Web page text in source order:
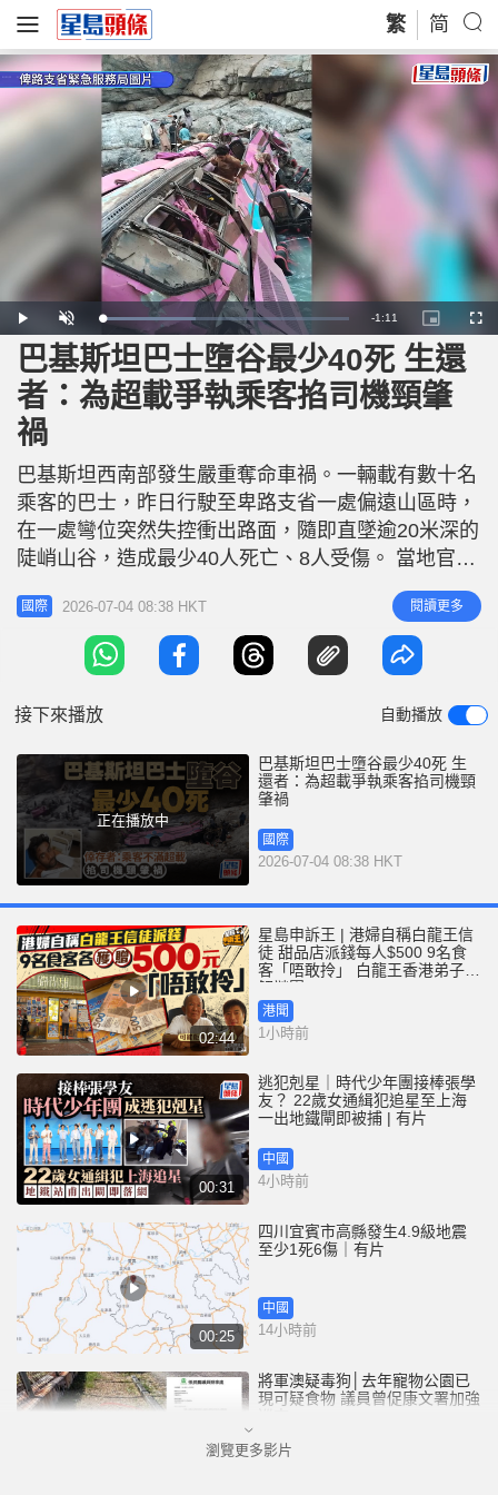
繁 简
P
l
a
y
U
n
m
u
t
L
o
a
d
e
d
:
3
8
R
e
m
n
i
-1:11
P
i
c
t
u
r
e
-
c
t
r
e
F
u
巴基斯坦巴士墮谷最少40死 生還
者：為超載爭執乘客掐司機頸肇
禍
巴基斯坦西南部發生嚴重奪命車禍。一輛載有數十名
乘客的巴士，昨日行駛至卑路支省一處偏遠山區時，
在一處彎位突然失控衝出路面，隨即直墜逾20米深的
陡峭山谷，造成最少40人死亡、8人受傷。 當地官員
透露，涉事巴士在出發時原本僅載有36名乘客，惟行
駛途中，司機好心接載了另一輛因故障拋錨的巴士乘
客上車，最終導致車輛嚴重超載。 英國《電訊報》
（The Telegraph）引述生還乘客報道，一名乘客因
國際 2026-07-04 08:38 HKT 閱讀更多
接下來播放 自動播放
正在播放中
巴基斯坦巴士墮谷最少40死 生
還者：為超載爭執乘客掐司機頸
肇禍
國際
2026-07-04 08:38 HKT
02:44
星島申訴王 | 港婦自稱白龍王信
徒 甜品店派錢每人$500 9名食
客「唔敢拎」 白龍王香港弟子親
解謎團
港聞
1小時前
00:31
逃犯剋星｜時代少年團接棒張學
友？ 22歲女通緝犯追星至上海
一出地鐵閘即被捕 | 有片
中國
4小時前
00:25
四川宜賓市高縣發生4.9級地震
至少1死6傷｜有片
中國
14小時前
將軍澳疑毒狗│去年寵物公園已
現可疑食物 議員曾促康文署加強
港聞
瀏覽更多影片